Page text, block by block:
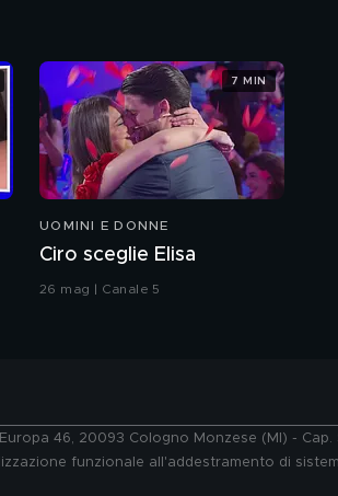
UOMINI E DONNE
Ciro sceglie Elisa
26 mag | Canale 5
7 MIN
46, 20093 Cologno Monzese (MI) - Cap.
funzionale all'addestramento di